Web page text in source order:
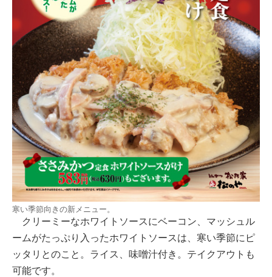
寒い季節向きの新メニュー。
クリーミーなホワイトソースにベーコン、マッシュル
ームがたっぷり入ったホワイトソースは、寒い季節にピ
ッタリとのこと。ライス、味噌汁付き。テイクアウトも
可能です。